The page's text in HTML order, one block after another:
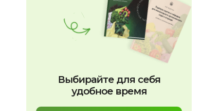
Выбирайте для себя
удобное время